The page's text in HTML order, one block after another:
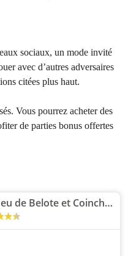
sociaux, un mode invité
avec d’autres adversaires
citées plus haut.
Vous pourrez acheter des
de parties bonus offertes
Belote.com – Jeu de Belote et Coinche gratuit